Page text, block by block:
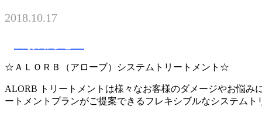
2018.10.17
☆ＡＬＯＲＢ（アローブ）システムトリートメント☆
ALORB トリートメントは様々なお客様のダメージやお悩み
ートメントプランがご提案できるフレキシブルなシステムト